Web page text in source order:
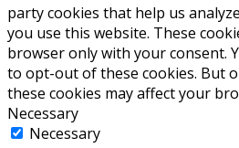
party cookies that help us
you use this website. These
browser only with your consent.
to opt-out of these cookies. But
these cookies may affect your
Necessary
Necessary